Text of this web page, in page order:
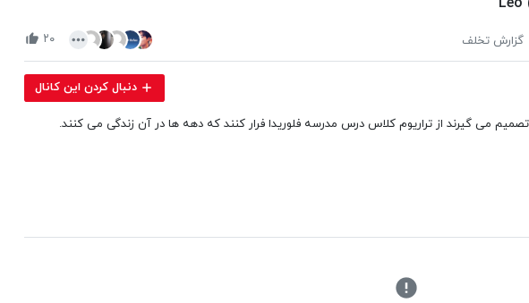
گزارش تخلف ۲۰
دنبال کردن این کانال